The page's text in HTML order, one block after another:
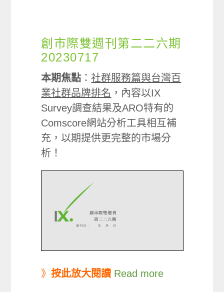
創市際雙週刊第二二六期
20230717
本期焦點 ：社群服務篇與台灣百
業社群品牌排名 ，內容以IX
Survey調查結果及ARO特有的
Comscore網站分析工具相互補
充，以期提供更完整的市場分
析！
》按此放大閱讀 Read more